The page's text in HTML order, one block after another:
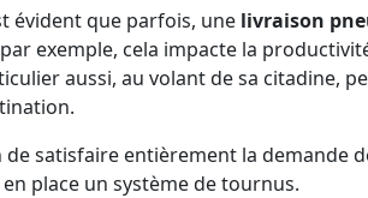
évident que parfois, une livraison
exemple, cela impacte la
aussi, au volant de sa citadine,
de satisfaire entièrement la demande
place un système de tournus.